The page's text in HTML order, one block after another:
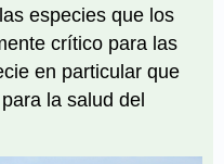
especies que los
crítico para las
en particular que
la salud del